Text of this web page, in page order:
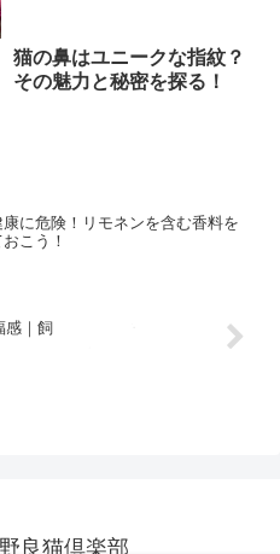
猫の鼻はユニークな指紋？
その魅力と秘密を探る！
に危険！リモネンを含む香料を
こう！
感｜飼
良猫倶楽部